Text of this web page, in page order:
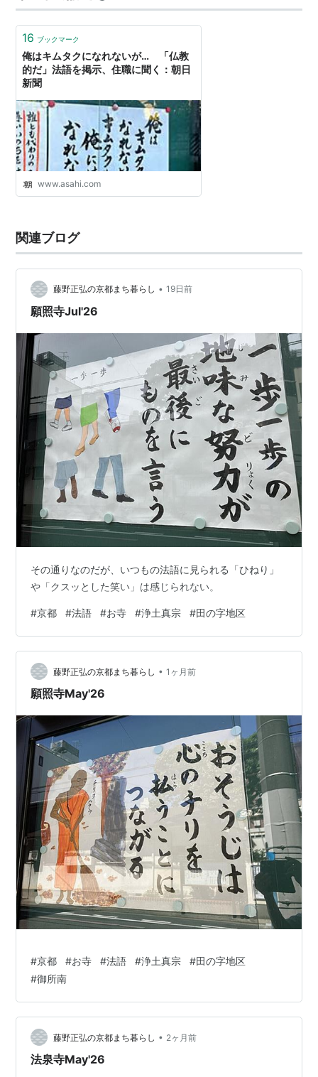
16 ブックマーク
俺はキムタクになれないが… 「仏教
的だ」法語を掲示、住職に聞く：朝日
新聞
www.asahi.com
関連ブログ
藤野正弘の京都まち暮らし • 19日前
願照寺Jul'26
その通りなのだが、いつもの法語に見られる「ひねり」
や「クスッとした笑い」は感じられない。
#京都 #法語 #お寺 #浄土真宗 #田の字地区
藤野正弘の京都まち暮らし • 1ヶ月前
願照寺May'26
#京都 #お寺 #法語 #浄土真宗 #田の字地区
#御所南
藤野正弘の京都まち暮らし • 2ヶ月前
法泉寺May'26